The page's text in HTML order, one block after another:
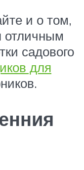
и о том,
отличным
садового
для